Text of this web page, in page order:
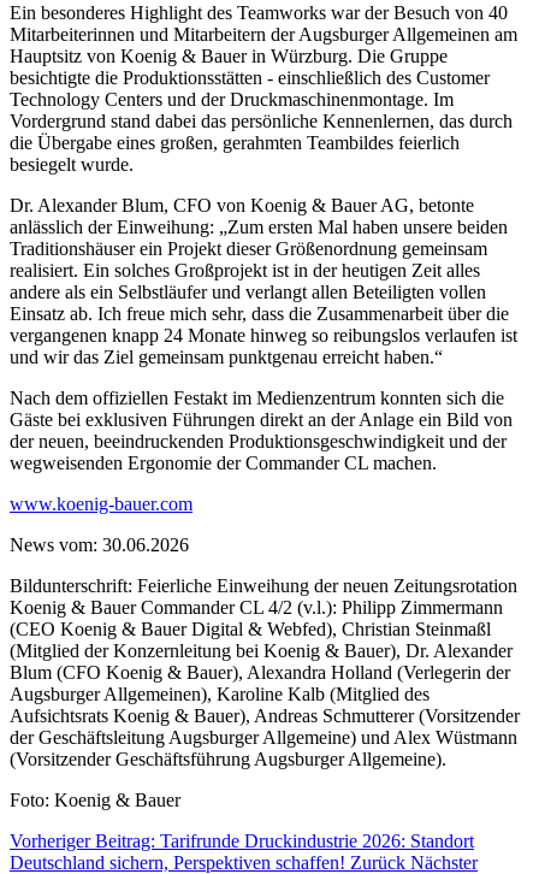
Ein besonderes Highlight des Teamworks war der Besuch von 40
Mitarbeiterinnen und Mitarbeitern der Augsburger Allgemeinen am
Hauptsitz von Koenig & Bauer in Würzburg. Die Gruppe
besichtigte die Produktionsstätten - einschließlich des Customer
Technology Centers und der Druckmaschinenmontage. Im
Vordergrund stand dabei das persönliche Kennenlernen, das durch
die Übergabe eines großen, gerahmten Teambildes feierlich
besiegelt wurde.
Dr. Alexander Blum, CFO von Koenig & Bauer AG, betonte
anlässlich der Einweihung: „Zum ersten Mal haben unsere beiden
Traditionshäuser ein Projekt dieser Größenordnung gemeinsam
realisiert. Ein solches Großprojekt ist in der heutigen Zeit alles
andere als ein Selbstläufer und verlangt allen Beteiligten vollen
Einsatz ab. Ich freue mich sehr, dass die Zusammenarbeit über die
vergangenen knapp 24 Monate hinweg so reibungslos verlaufen ist
und wir das Ziel gemeinsam punktgenau erreicht haben.“
Nach dem offiziellen Festakt im Medienzentrum konnten sich die
Gäste bei exklusiven Führungen direkt an der Anlage ein Bild von
der neuen, beeindruckenden Produktionsgeschwindigkeit und der
wegweisenden Ergonomie der Commander CL machen.
www.koenig-bauer.com
News vom: 30.06.2026
Bildunterschrift: Feierliche Einweihung der neuen Zeitungsrotation
Koenig & Bauer Commander CL 4/2 (v.l.): Philipp Zimmermann
(CEO Koenig & Bauer Digital & Webfed), Christian Steinmaßl
(Mitglied der Konzernleitung bei Koenig & Bauer), Dr. Alexander
Blum (CFO Koenig & Bauer), Alexandra Holland (Verlegerin der
Augsburger Allgemeinen), Karoline Kalb (Mitglied des
Aufsichtsrats Koenig & Bauer), Andreas Schmutterer (Vorsitzender
der Geschäftsleitung Augsburger Allgemeine) und Alex Wüstmann
(Vorsitzender Geschäftsführung Augsburger Allgemeine).
Foto: Koenig & Bauer
Vorheriger Beitrag: Tarifrunde Druckindustrie 2026: Standort
Deutschland sichern, Perspektiven schaffen! Zurück Nächster